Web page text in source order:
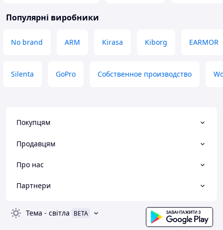
Популярні виробники
No brand ARM Kirasa Kiborg EARMOR
Silenta GoPro Собственное производство
Покупцям
Продавцям
Про нас
Партнери
Тема - світла BETA